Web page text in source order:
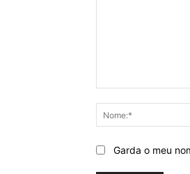
Garda o meu